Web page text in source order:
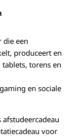
die een
produceert en
torens en
en sociale
voor